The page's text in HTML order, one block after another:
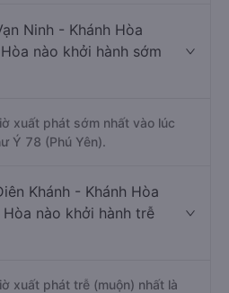
Ninh - Khánh Hòa
nào khởi hành sớm
xuất phát sớm nhất vào lúc
Ý 78 (Phú Yên).
Khánh - Khánh Hòa
nào khởi hành trễ
xuất phát trễ (muộn) nhất là